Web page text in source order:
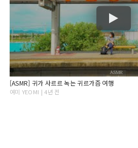
[ASMR] 귀가 사르르 녹는 귀르가즘 여행
여미 YEOMI | 4년 전